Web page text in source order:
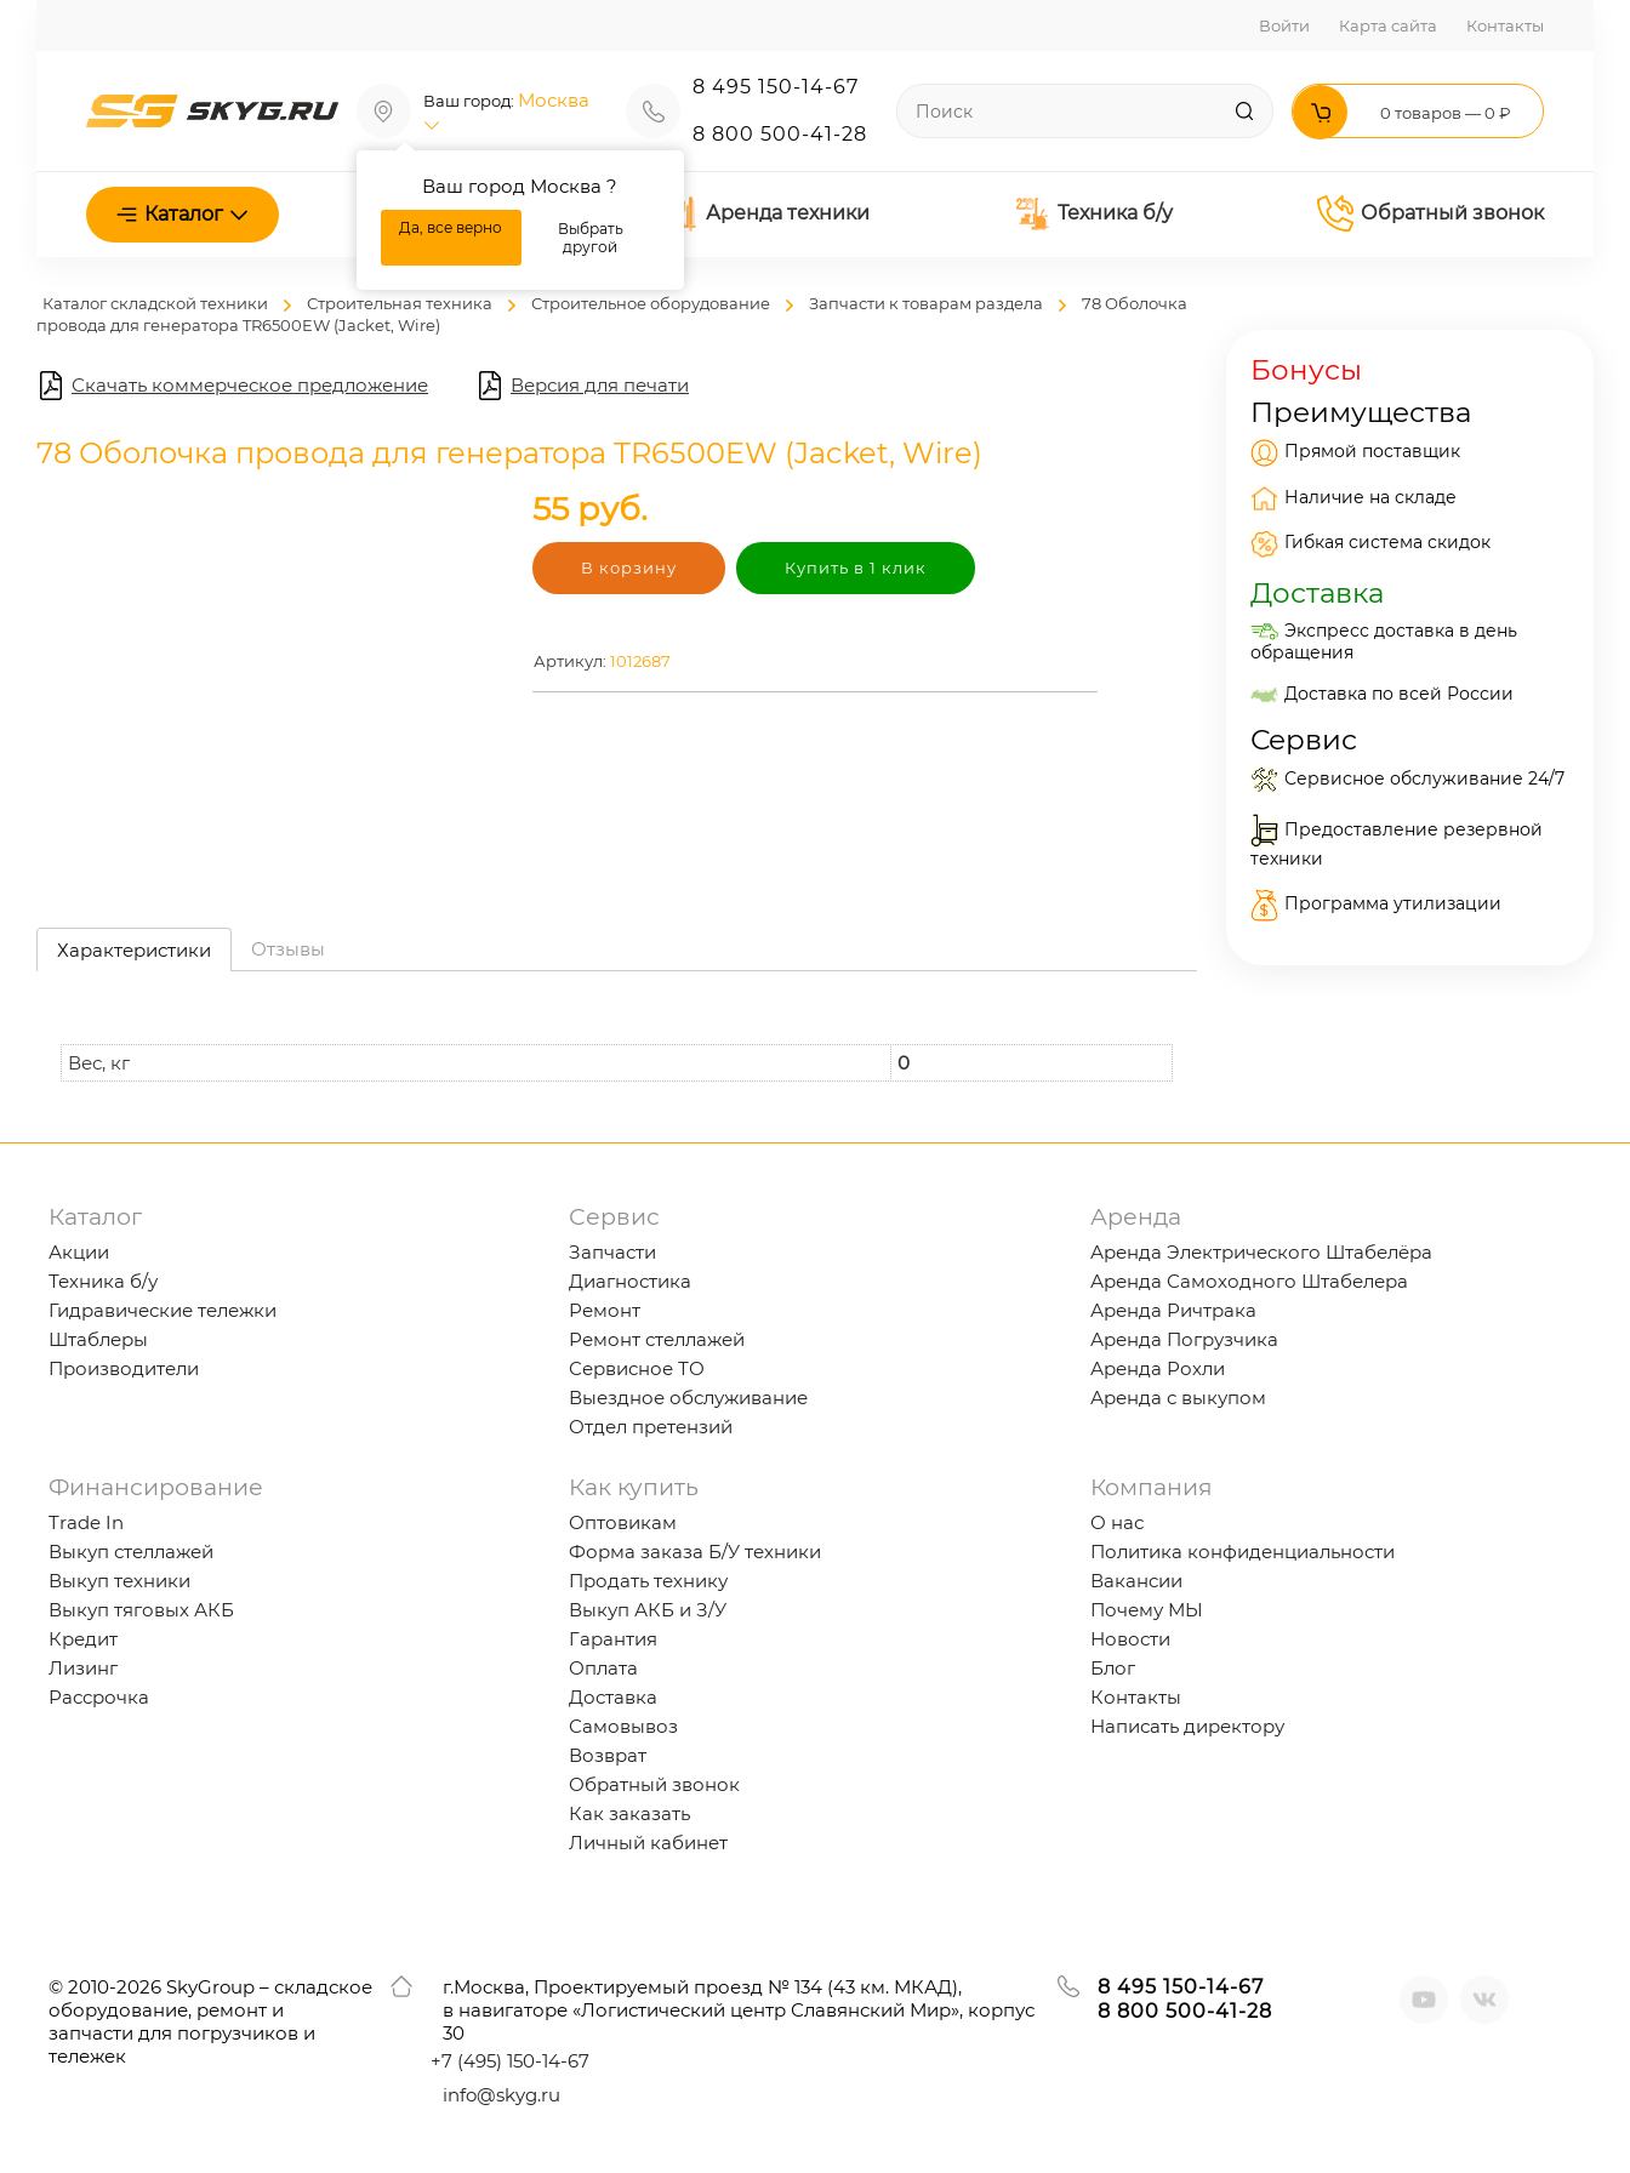
Войти Карта сайта Контакты
Ваш город: Москва
Ваш город Москва ?
Да, все верно
Выбрать
другой
8 495 150-14-67
8 800 500-41-28
0 товаров — 0 ₽
Каталог О нас Аренда техники Техника б/у Обратный звонок
Каталог складской техники Строительная техника Строительное оборудование Запчасти к товарам раздела
78 Оболочка
провода для генератора TR6500EW (Jacket, Wire)
Скачать коммерческое предложение Версия для печати
78 Оболочка провода для генератора TR6500EW (Jacket, Wire)
55руб.
В корзину Купить в 1 клик
Артикул: 1012687
Характеристики Отзывы
Вес, кг 0
Бонусы
Преимущества
Прямой поставщик
Наличие на складе
Гибкая система скидок
Доставка
Экспресс доставка в день
обращения
Доставка по всей России
Сервис
Сервисное обслуживание 24/7
Предоставление резервной
техники
Программа утилизации
Каталог
Акции
Техника б/у
Гидравические тележки
Штаблеры
Производители
Сервис
Запчасти
Диагностика
Ремонт
Ремонт стеллажей
Сервисное ТО
Выездное обслуживание
Отдел претензий
Аренда
Аренда Электрического Штабелёра
Аренда Самоходного Штабелера
Аренда Ричтрака
Аренда Погрузчика
Аренда Рохли
Аренда с выкупом
Финансирование
Trade In
Выкуп стеллажей
Выкуп техники
Выкуп тяговых АКБ
Кредит
Лизинг
Рассрочка
Как купить
Оптовикам
Форма заказа Б/У техники
Продать технику
Выкуп АКБ и З/У
Гарантия
Оплата
Доставка
Самовывоз
Возврат
Обратный звонок
Как заказать
Личный кабинет
Компания
О нас
Политика конфиденциальности
Вакансии
Почему МЫ
Новости
Блог
Контакты
Написать директору
© 2010-2026 SkyGroup – складское
оборудование, ремонт и
запчасти для погрузчиков и
тележек
г.Москва, Проектируемый проезд № 134 (43 км. МКАД),
в навигаторе «Логистический центр Славянский Мир», корпус
30
+7 (495) 150-14-67
info@skyg.ru
8 495 150-14-67
8 800 500-41-28